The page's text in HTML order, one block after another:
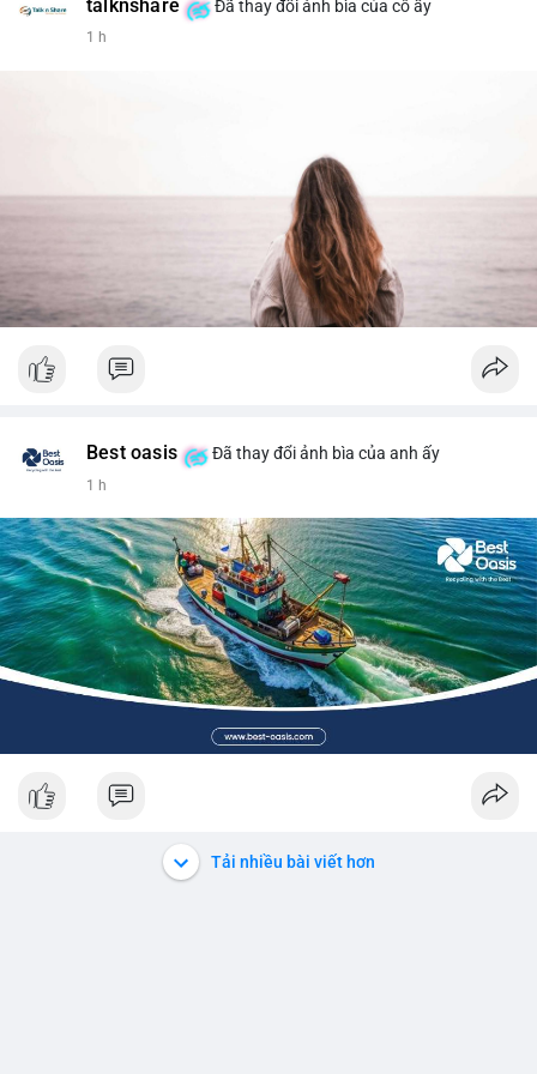
talknshare Đã thay đổi ảnh bìa của cô ấy
1 h
Best oasis Đã thay đổi ảnh bìa của anh ấy
1 h
Tải nhiều bài viết hơn